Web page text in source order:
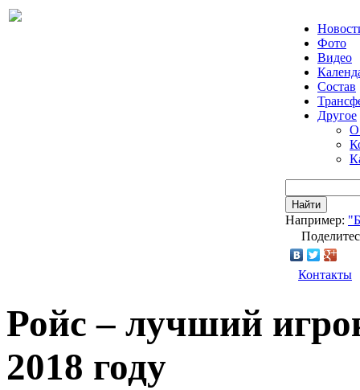
Фото
Видео
Состав
Другое
О
Найти
Например:
Контакты
Ройс – лучший
2018 году